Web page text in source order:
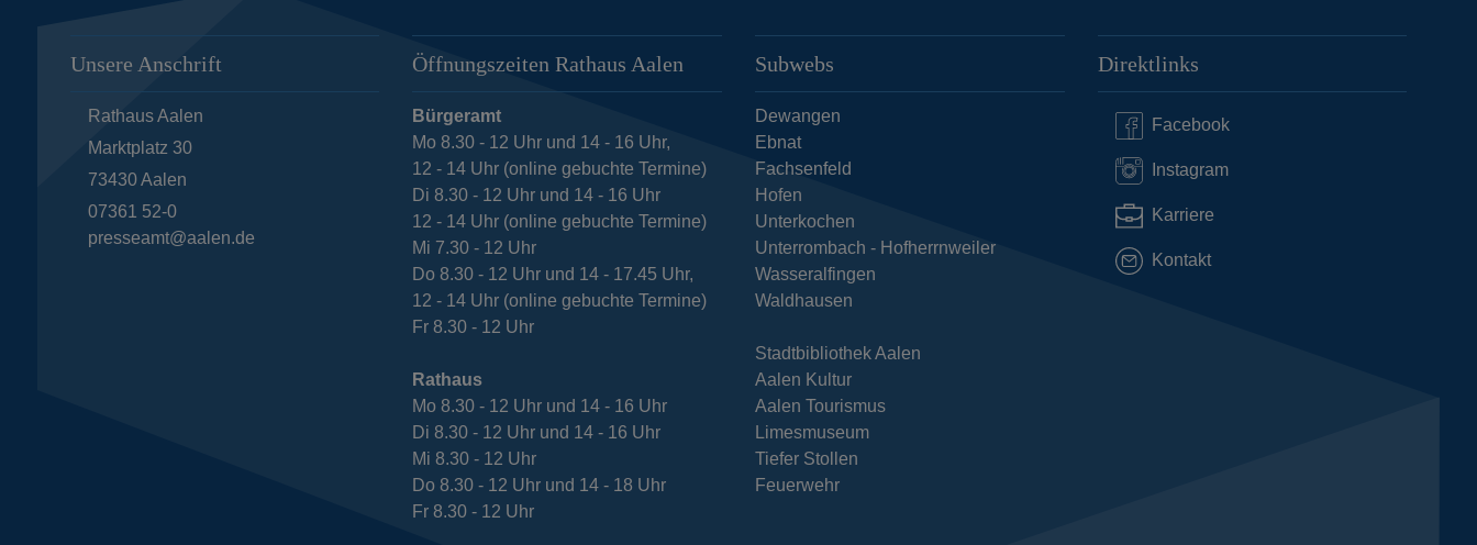
Unsere Anschrift
Rathaus Aalen
Marktplatz 30
73430 Aalen
07361 52-0
presseamt@aalen.de
Öffnungszeiten Rathaus Aalen
Bürgeramt
Mo 8.30 - 12 Uhr und 14 - 16 Uhr,
12 - 14 Uhr (online gebuchte Termine)
Di 8.30 - 12 Uhr und 14 - 16 Uhr
12 - 14 Uhr (online gebuchte Termine)
Mi 7.30 - 12 Uhr
Do 8.30 - 12 Uhr und 14 - 17.45 Uhr,
12 - 14 Uhr (online gebuchte Termine)
Fr 8.30 - 12 Uhr
Rathaus
Mo 8.30 - 12 Uhr und 14 - 16 Uhr
Di 8.30 - 12 Uhr und 14 - 16 Uhr
Mi 8.30 - 12 Uhr
Do 8.30 - 12 Uhr und 14 - 18 Uhr
Fr 8.30 - 12 Uhr
Subwebs
Dewangen
Ebnat
Fachsenfeld
Hofen
Unterkochen
Unterrombach - Hofherrnweiler
Wasseralfingen
Waldhausen
Stadtbibliothek Aalen
Aalen Kultur
Aalen Tourismus
Limesmuseum
Tiefer Stollen
Feuerwehr
Direktlinks
Facebook
Instagram
Karriere
Kontakt